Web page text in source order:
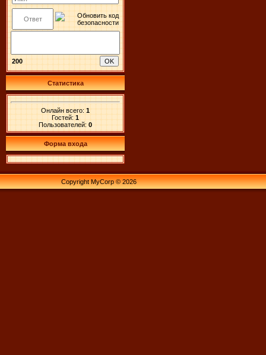
200
Статистика
Онлайн всего: 1
Гостей: 1
Пользователей: 0
Форма входа
Copyright MyCorp © 2026